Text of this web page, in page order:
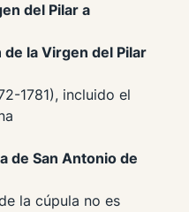
del Pilar a
de la Virgen del Pilar
1781), incluido el
de San Antonio de
la cúpula no es